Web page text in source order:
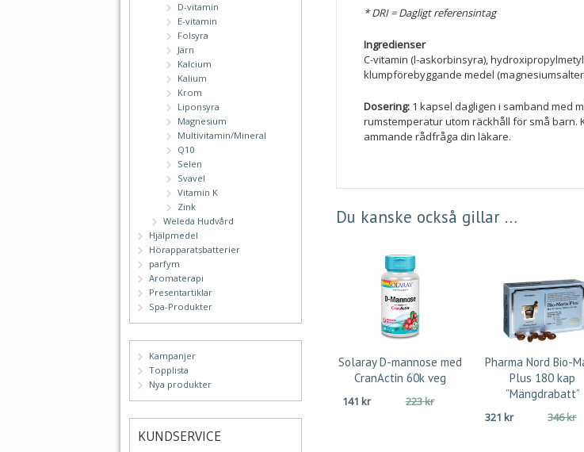
* DRI = Dagligt referensintag
Ingredienser
C-vitamin (l-askorbinsyra),
klumpförebyggande medel
Dosering: 1 kapsel dagligen i samband med
rumstemperatur utom räckhåll för små barn.
ammande rådfråga din läkare.
Du kanske också gillar …
Solaray D-mannose med
CranActin 60k veg
223krDet
ursprungliga
141kr
Det
nuvarande
Pharma Nord Bio-
Plus 180 kap
”Mängdrabatt”
346kr
321 kr
D-vitamin
E-vitamin
Folsyra
Järn
Kalcium
Kalium
Krom
Liponsyra
Magnesium
Multivitamin/Mineral
Q10
Selen
Svavel
Vitamin K
Zink
Weleda Hudvård
Hjälpmedel
Hörapparatsbatterier
parfym
Aromaterapi
Presentartiklar
Spa-Produkter
Kampanjer
Topplista
Nya produkter
KUNDSERVICE